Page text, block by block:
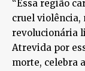
“Essa região
cruel violência,
revolucionária
Atrevida por
morte, celebra